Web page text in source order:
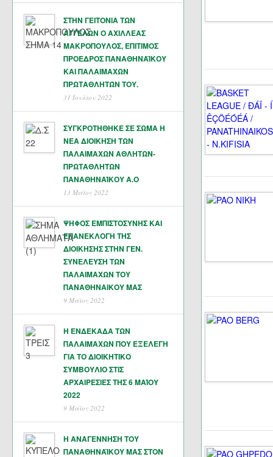
ΣΤΗΝ ΓΕΙΤΟΝΙΑ ΤΩΝ
ΑΓΓΕΛΩΝ Ο ΑΧΙΛΛΕΑΣ
ΜΑΚΡΟΠΟΥΛΟΣ, ΕΠΙΤΙΜΟΣ
ΠΡΟΕΔΡΟΣ ΠΑΝΑΘΗΝΑΪΚΟΥ
ΚΑΙ ΠΑΛΑΙΜΑΧΩΝ
ΠΡΩΤΑΘΛΗΤΏΝ ΤΟΥ.
31 Ιουλίου 2022
ΣΥΓΚΡΟΤΗΘΗΚΕ ΣΕ ΣΩΜΑ Η
ΝΕΑ ΔΙΟΙΚΗΣΗ ΤΩΝ
ΠΑΛΑΙΜΑΧΩΝ ΑΘΛΗΤΩΝ-
ΠΡΩΤΑΘΛΗΤΩΝ
ΠΑΝΑΘΗΝΑΊΚΟΥ Α.Ο
13 Μάϊος 2022
ΨΗΦΟΣ ΕΜΠΙΣΤΟΣΥΝΗΣ ΚΑΙ
ΕΠΑΝΕΚΛΟΓΗ ΤΗΣ
ΔΙΟΙΚΗΣΗΣ ΣΤΗΝ ΓΕΝ.
ΣΥΝΕΛΕΥΣΗ ΤΩΝ
ΠΑΛΑΙΜΑΧΩΝ ΤΟΥ
ΠΑΝΑΘΗΝΑΙΚΟΥ ΜΑΣ
9 Μάϊος 2022
Η ΕΝΔΕΚΑΔΑ ΤΩΝ
ΠΑΛΑΙΜΑΧΩΝ ΠΟΥ ΕΞΕΛΕΓΗ
ΓΙΑ ΤΟ ΔΙΟΙΚΗΤΙΚΟ
ΣΥΜΒΟΥΛΙΟ ΣΤΙΣ
ΑΡΧΑΙΡΕΣΙΕΣ ΤΗΣ 6 ΜΑΊΟΥ
2022
9 Μάϊος 2022
Η ΑΝΑΓΕΝΝΗΣΗ ΤΟΥ
ΠΑΝΑΘΗΝΑΪΚΟΥ ΜΑΣ ΣΤΟΝ